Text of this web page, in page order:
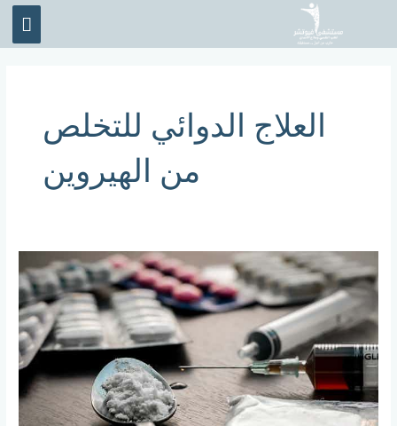
العلاج الدوائي للتخلص
من الهيروين
هي
طرق
علاج
إدمان
الهيروين